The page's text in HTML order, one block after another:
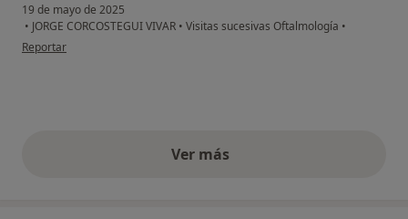
19 de mayo de 2025
• JORGE CORCOSTEGUI VIVAR • Visitas sucesivas Oftalmología •
en opinión del usuario B.G.I.
Reportar
Ver másopiniones anteriores